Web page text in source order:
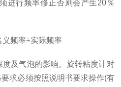
进行频率修正否则会产生20％
频率÷实际频率
及气泡的影响。旋转粘度计对
求必须按照说明书要求操作(有